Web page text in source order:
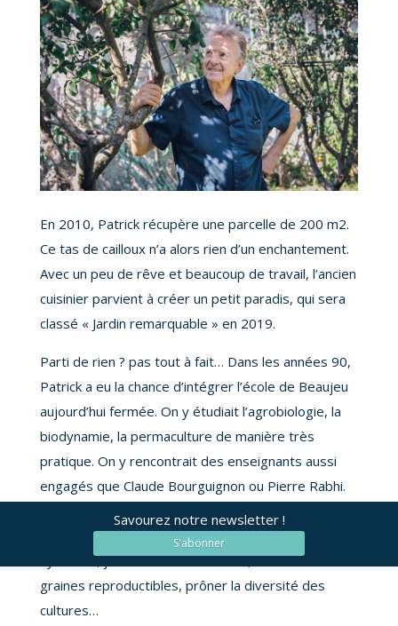
En 2010, Patrick récupère une parcelle de 200 m2.
Ce tas de cailloux n’a alors rien d’un enchantement.
Avec un peu de rêve et beaucoup de travail, l’ancien
cuisinier parvient à créer un petit paradis, qui sera
classé « Jardin remarquable » en 2019.
Parti de rien ? pas tout à fait… Dans les années 90,
Patrick a eu la chance d’intégrer l’école de Beaujeu
aujourd’hui fermée. On y étudiait l’agrobiologie, la
biodynamie, la permaculture de manière très
pratique. On y rencontrait des enseignants aussi
engagés que Claude Bourguignon ou Pierre Rabhi.
militer pour le bio, proscrire l’usage des chimies de
synthèse, jardiner avec les astres, utiliser des
graines reproductibles, prôner la diversité des
cultures…
Savourez notre newsletter !
S'abonner